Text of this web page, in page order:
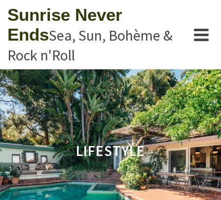
Sunrise Never
EndsSea, Sun, Bohème &
Rock n'Roll
LIFESTYLE